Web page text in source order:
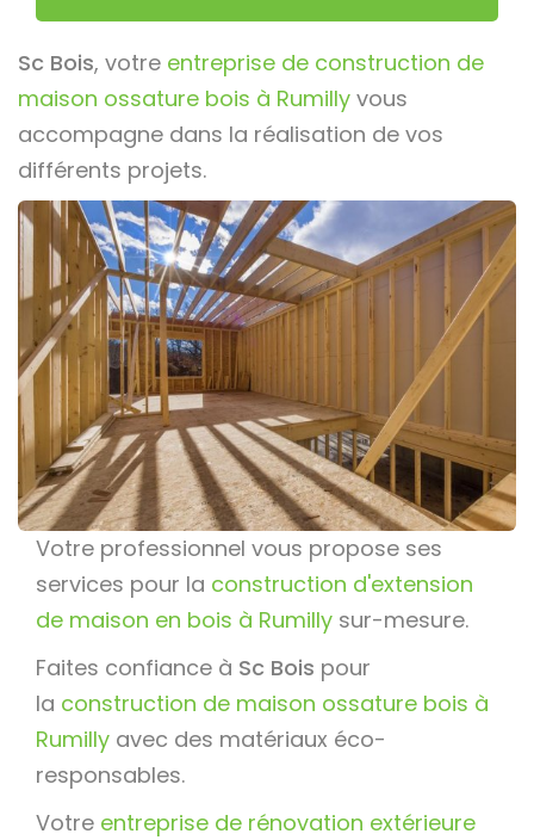
Sc Bois, votre entreprise de construction de
maison ossature bois à Rumilly vous
accompagne dans la réalisation de vos
différents projets.
Votre professionnel vous propose ses
services pour la construction d'extension
de maison en bois à Rumilly sur-mesure.
Faites confiance à Sc Bois pour
la construction de maison ossature bois à
Rumilly avec des matériaux éco-
responsables.
Votre entreprise de rénovation extérieure